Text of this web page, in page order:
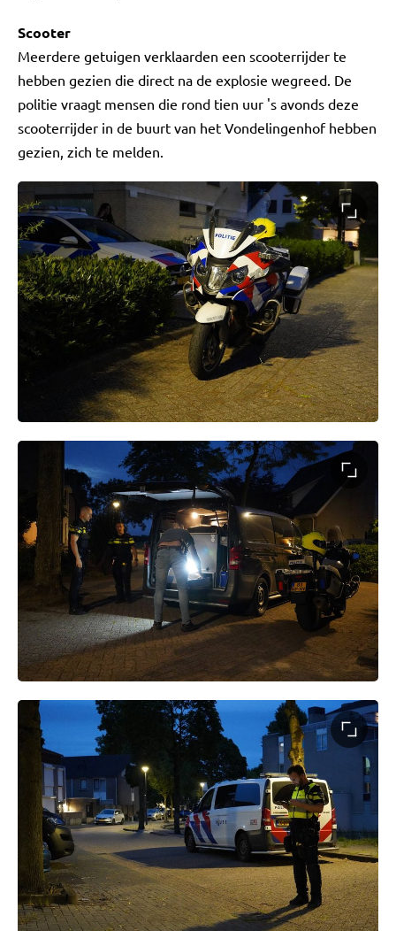
Scooter
Meerdere getuigen verklaarden een scooterrijder te
hebben gezien die direct na de explosie wegreed. De
politie vraagt mensen die rond tien uur 's avonds deze
scooterrijder in de buurt van het Vondelingenhof hebben
gezien, zich te melden.